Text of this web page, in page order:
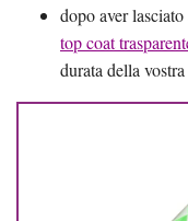
dopo aver
top coat
durata della